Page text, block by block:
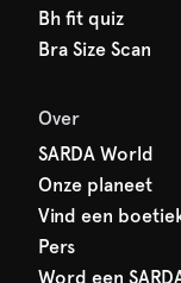
Bh fit quiz
Bra Size Scan
Over
SARDA World
Onze planeet
Vind een
Pers
Word een